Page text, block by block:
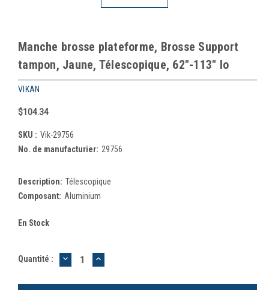
Manche brosse plateforme, Brosse Support
tampon, Jaune, Télescopique, 62"-113" lo
VIKAN
$104.34
SKU : Vik-29756
No. de manufacturier: 29756
Description: Télescopique
Composant: Aluminium
En Stock
Quantité : DIMINUER
LA
:
AUGMENTER
LA
: